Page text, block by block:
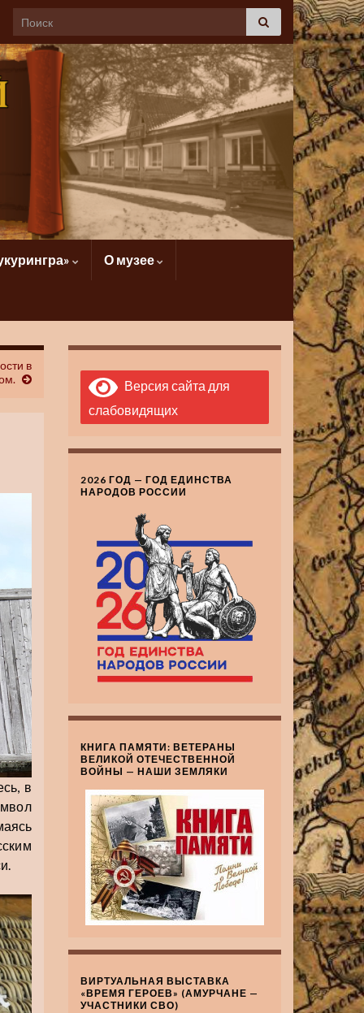
О музее
в
в
Версия сайта для
слабовидящих
2026 ГОД — ГОД ЕДИНСТВА
НАРОДОВ РОССИИ
КНИГА ПАМЯТИ: ВЕТЕРАНЫ
ВЕЛИКОЙ ОТЕЧЕСТВЕННОЙ
ВОЙНЫ — НАШИ ЗЕМЛЯКИ
ВИРТУАЛЬНАЯ ВЫСТАВКА
«ВРЕМЯ ГЕРОЕВ» (АМУРЧАНЕ —
УЧАСТНИКИ СВО)